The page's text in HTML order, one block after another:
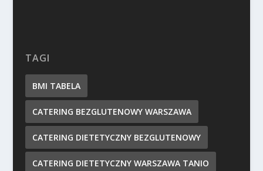
TAGI
BMI TABELA
CATERING BEZGLUTENOWY WARSZAWA
CATERING DIETETYCZNY BEZGLUTENOWY
CATERING DIETETYCZNY WARSZAWA TANIO